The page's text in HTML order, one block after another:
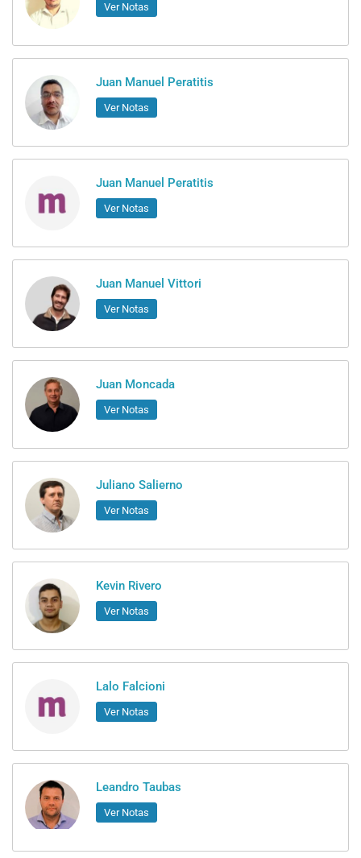
Ver Notas
Juan Manuel Peratitis
Ver Notas
Juan Manuel Peratitis
Ver Notas
Juan Manuel Vittori
Ver Notas
Juan Moncada
Ver Notas
Juliano Salierno
Ver Notas
Kevin Rivero
Ver Notas
Lalo Falcioni
Ver Notas
Leandro Taubas
Ver Notas